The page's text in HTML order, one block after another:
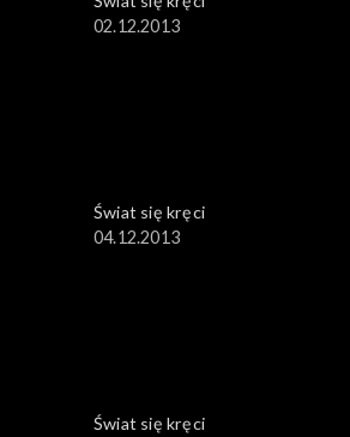
02.12.2013
Świat się kręci
04.12.2013
Świat się kręci